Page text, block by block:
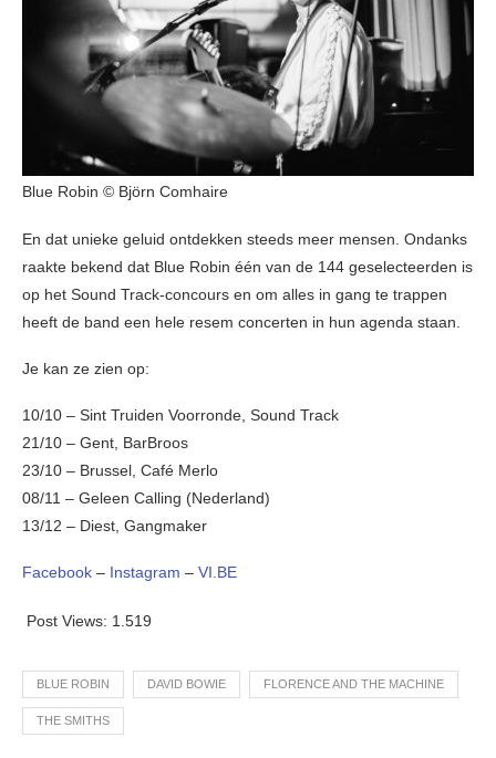
Blue Robin © Björn Comhaire
En dat unieke geluid ontdekken steeds meer mensen. Ondanks
raakte bekend dat Blue Robin één van de 144 geselecteerden is
op het Sound Track-concours en om alles in gang te trappen
heeft de band een hele resem concerten in hun agenda staan.
Je kan ze zien op:
10/10 – Sint Truiden Voorronde, Sound Track
21/10 – Gent, BarBroos
23/10 – Brussel, Café Merlo
08/11 – Geleen Calling (Nederland)
13/12 – Diest, Gangmaker
Facebook – Instagram – VI.BE
Post Views: 1.519
BLUE ROBIN DAVID BOWIE FLORENCE AND THE MACHINE
THE SMITHS